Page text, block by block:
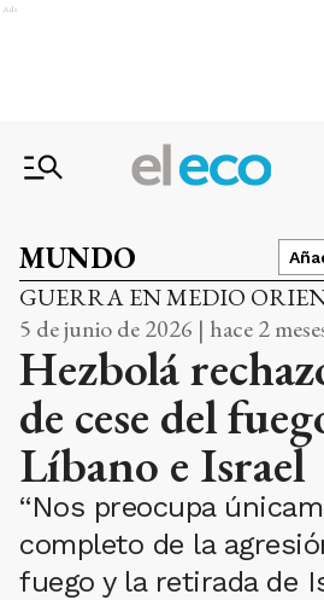
Ads
MUNDO
GUERRA EN MEDIO
5 de junio de 2026 | hace 2
Hezbolá
de cese del
Líbano e Israel
“Nos preocupa
completo de la
fuego y la retirada de